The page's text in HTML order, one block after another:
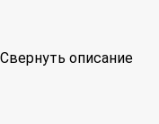
Свернуть описание